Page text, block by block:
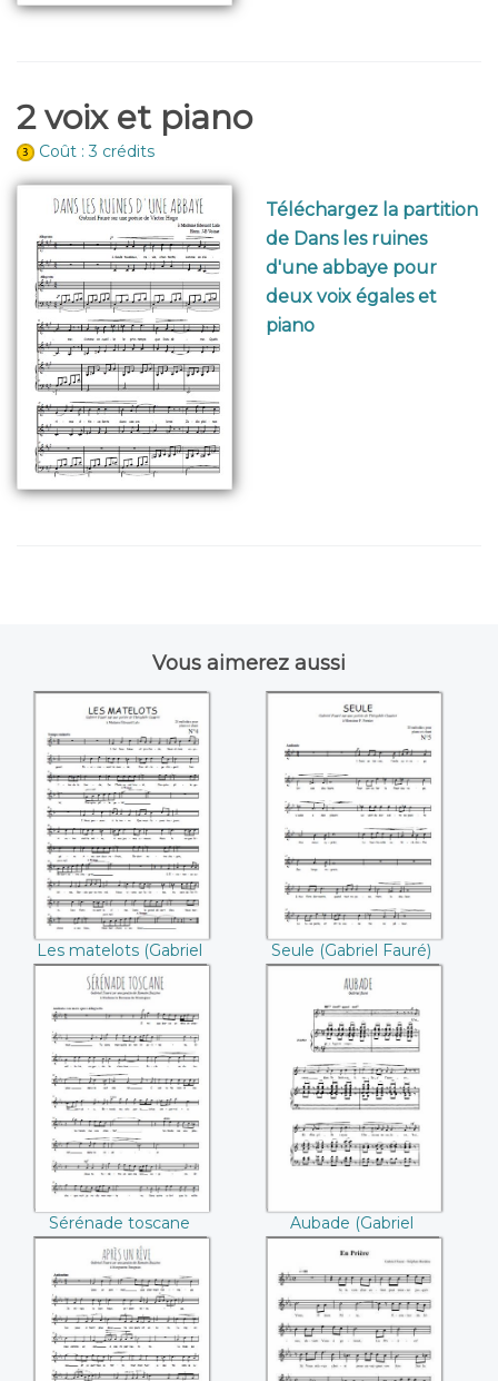
2 voix et piano
Coût : 3 crédits
Téléchargez la partition
de Dans les ruines
d'une abbaye pour
deux voix égales et
piano
Vous aimerez aussi
Les matelots
((Gabriel Fauré))
Les matelots (Gabriel
Fauré)
Seule ((Gabriel
Fauré))
Seule (Gabriel Fauré)
Sérénade toscane
((Gabriel Fauré))
Sérénade toscane
(Gabriel Fauré)
Aubade ((Gabriel
Fauré))
Aubade (Gabriel
Fauré)
Après un rêve
((Gabriel Fauré))
En prière ((Gabriel
Fauré))